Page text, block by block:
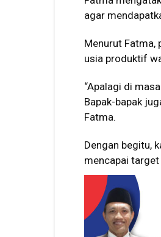
agar
Menurut Fatma,
usia produktif
“Apalagi di
Bapak-bapak
Fatma.
Dengan begitu,
mencapai